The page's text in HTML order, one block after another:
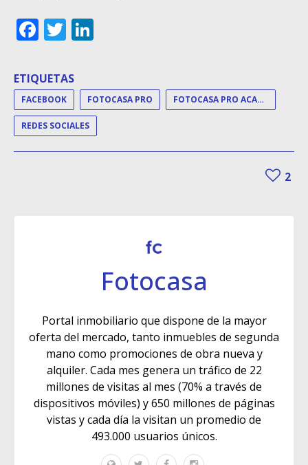
Facebook
Twitter
ETIQUETAS
FACEBOOK FOTOCASA PRO FOTOCASA PRO ACADEMY
REDES SOCIALES
2
Fotocasa
Portal inmobiliario que dispone de la mayor
oferta del mercado, tanto inmuebles de segunda
mano como promociones de obra nueva y
alquiler. Cada mes genera un tráfico de 22
millones de visitas al mes (70% a través de
dispositivos móviles) y 650 millones de páginas
vistas y cada día la visitan un promedio de
493.000 usuarios únicos.